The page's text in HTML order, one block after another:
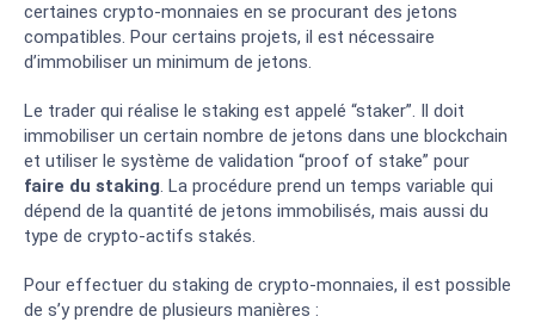
certaines crypto-monnaies en se procurant des jetons
compatibles. Pour certains projets, il est nécessaire
d’immobiliser un minimum de jetons.
Le trader qui réalise le staking est appelé “staker”. Il doit
immobiliser un certain nombre de jetons dans une blockchain
et utiliser le système de validation “proof of stake” pour
faire du staking. La procédure prend un temps variable qui
dépend de la quantité de jetons immobilisés, mais aussi du
type de crypto-actifs stakés.
Pour effectuer du staking de crypto-monnaies, il est possible
de s’y prendre de plusieurs manières :